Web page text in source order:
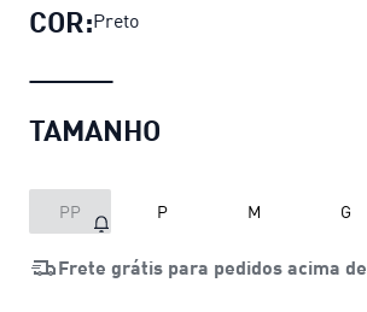
COR:Preto
TAMANHO
PP P M G
Frete grátis para pedidos acima de